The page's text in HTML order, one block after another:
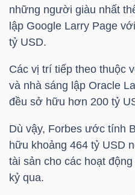
những người giàu nhất
lập Google Larry Page
tỷ USD.
Các vị trí tiếp theo thuộc
và nhà sáng lập Oracle
đều sở hữu hơn 200 tỷ
Dù vậy, Forbes ước tính
hữu khoảng 464 tỷ USD
tài sản cho các hoạt
kỷ qua.
TƯ
Ngành
(-)